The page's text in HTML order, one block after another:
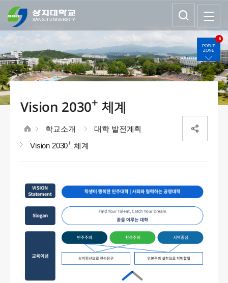
POPUP
ZONE
6
Vision 2030+ 체계
학교소개
대학 발전계획
Vision 2030+ 체계